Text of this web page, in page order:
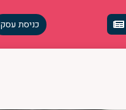
כניסת עסק